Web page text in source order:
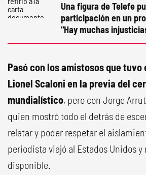
Una figura de Telefe
participación en un
"Hay muchas
Pasó con los amistosos que tuvo
Lionel Scaloni en la previa del
mundialístico, pero con Jorge
quien mostró todo el detrás de
relatar y poder respetar el
periodista viajó al Estados Unidos y
disponible.